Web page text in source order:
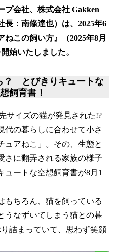
プ会社、株式会社 Gakken
長：南條達也）は、2025年6
ねこの飼い方』（2025年8月
始いたしました。
？ とびきりキュートな
飼育書！
サイズの猫が発見された!?
の暮らしに合わせて小さ
ュアねこ」。その、生態と
さに翻弄される家族の様子
ュートな空想飼育書が8月1
もちろん、猫を飼っている
うなずいてしまう猫との暮
詰まっていて、思わず笑顔